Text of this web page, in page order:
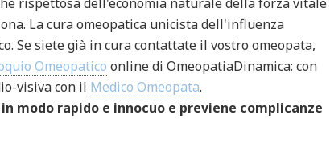
La cura omeopatica unicista dell'influenza
Se siete già in cura contattate il vostro omeopata,
Omeopatico online di OmeopatiaDinamica: con
visiva con il Medico Omeopata.
modo rapido e innocuo e previene complicanze